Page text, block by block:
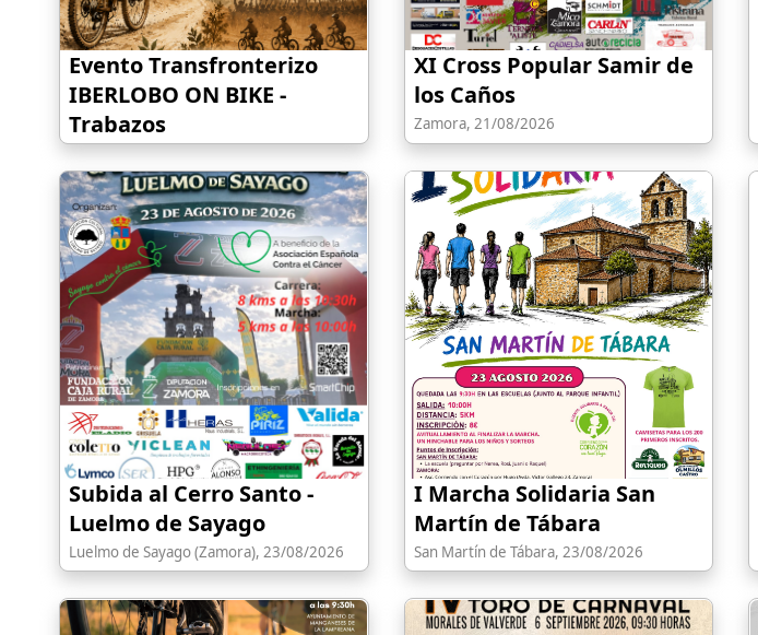
Evento Transfronterizo
IBERLOBO ON BIKE -
Trabazos
XI Cross Popular Samir de
los Caños
Zamora, 21/08/2026
Subida al Cerro Santo -
Luelmo de Sayago
Luelmo de Sayago (Zamora), 23/08/2026
I Marcha Solidaria San
Martín de Tábara
San Martín de Tábara, 23/08/2026